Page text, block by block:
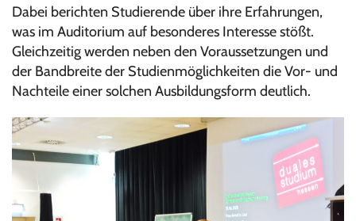
Dabei berichten Studierende über ihre Erfahrungen,
was im Auditorium auf besonderes Interesse stößt.
Gleichzeitig werden neben den Voraussetzungen und
der Bandbreite der Studienmöglichkeiten die Vor- und
Nachteile einer solchen Ausbildungsform deutlich.